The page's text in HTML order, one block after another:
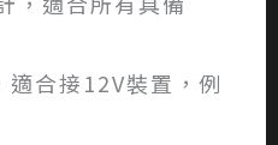
合接12V裝置，例